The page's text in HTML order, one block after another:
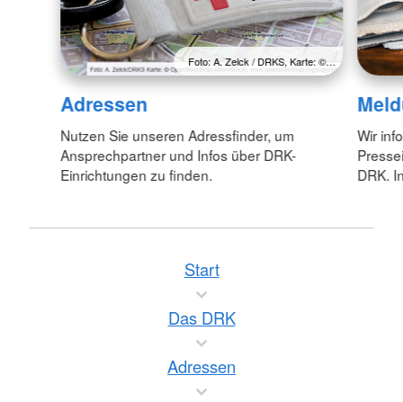
Foto: A. Zelck / DRKS, Karte: ©…
Adressen
Nutzen Sie unseren Adressfinder, um
Ansprechpartner und Infos über DRK-
Einrichtungen zu finden.
Wir
DRK.
Start
Das DRK
Adressen